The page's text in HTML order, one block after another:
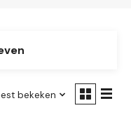
bekeken